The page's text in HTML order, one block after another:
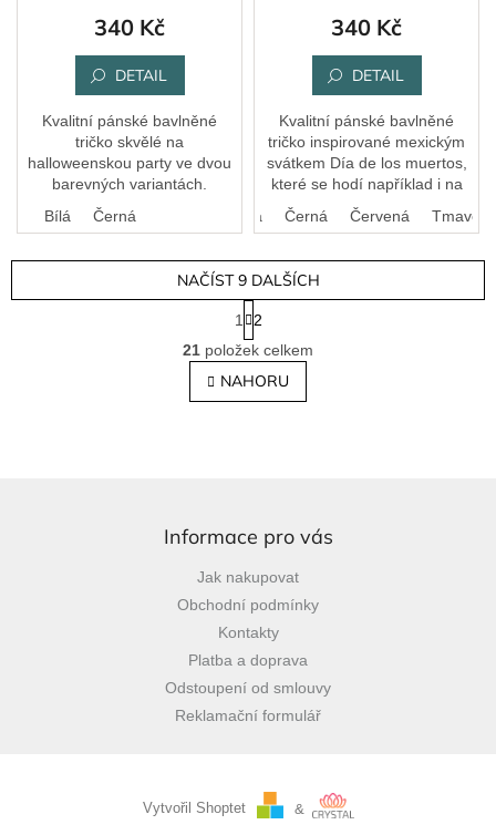
340 Kč
DETAIL
Kvalitní pánské bavlněné
tričko skvělé na
halloweenskou party ve dvou
barevných variantách.
Bílá
Černá
340 Kč
DETAIL
Kvalitní pánské bavlněné
tričko inspirované mexickým
svátkem Día de los muertos,
které se hodí například i na
halloweenskou party. Vybírat
můžete z 5 barevných variant.
Bílá Královská modrá Černá Červená Tmavě
O
v
l
á
r
v
k
v
ý
p
i
s
u
NAČÍST 9 DALŠÍCH
S
t
r
á
n
k
1
2
21 položek celkem
NAHORU
Informace pro vás
Jak nakupovat
Obchodní podmínky
Kontakty
Platba a doprava
Odstoupení od smlouvy
Reklamační formulář
Vytvořil Shoptet &